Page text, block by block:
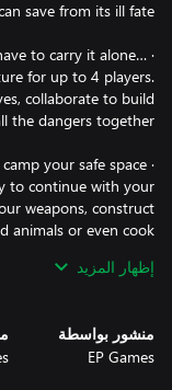
for up to 4 players.
collaborate to build
to continue with your
weapons, construct
animals or even cook
on the island,
إظهار المزيد
منشور بواسطة
EP Games